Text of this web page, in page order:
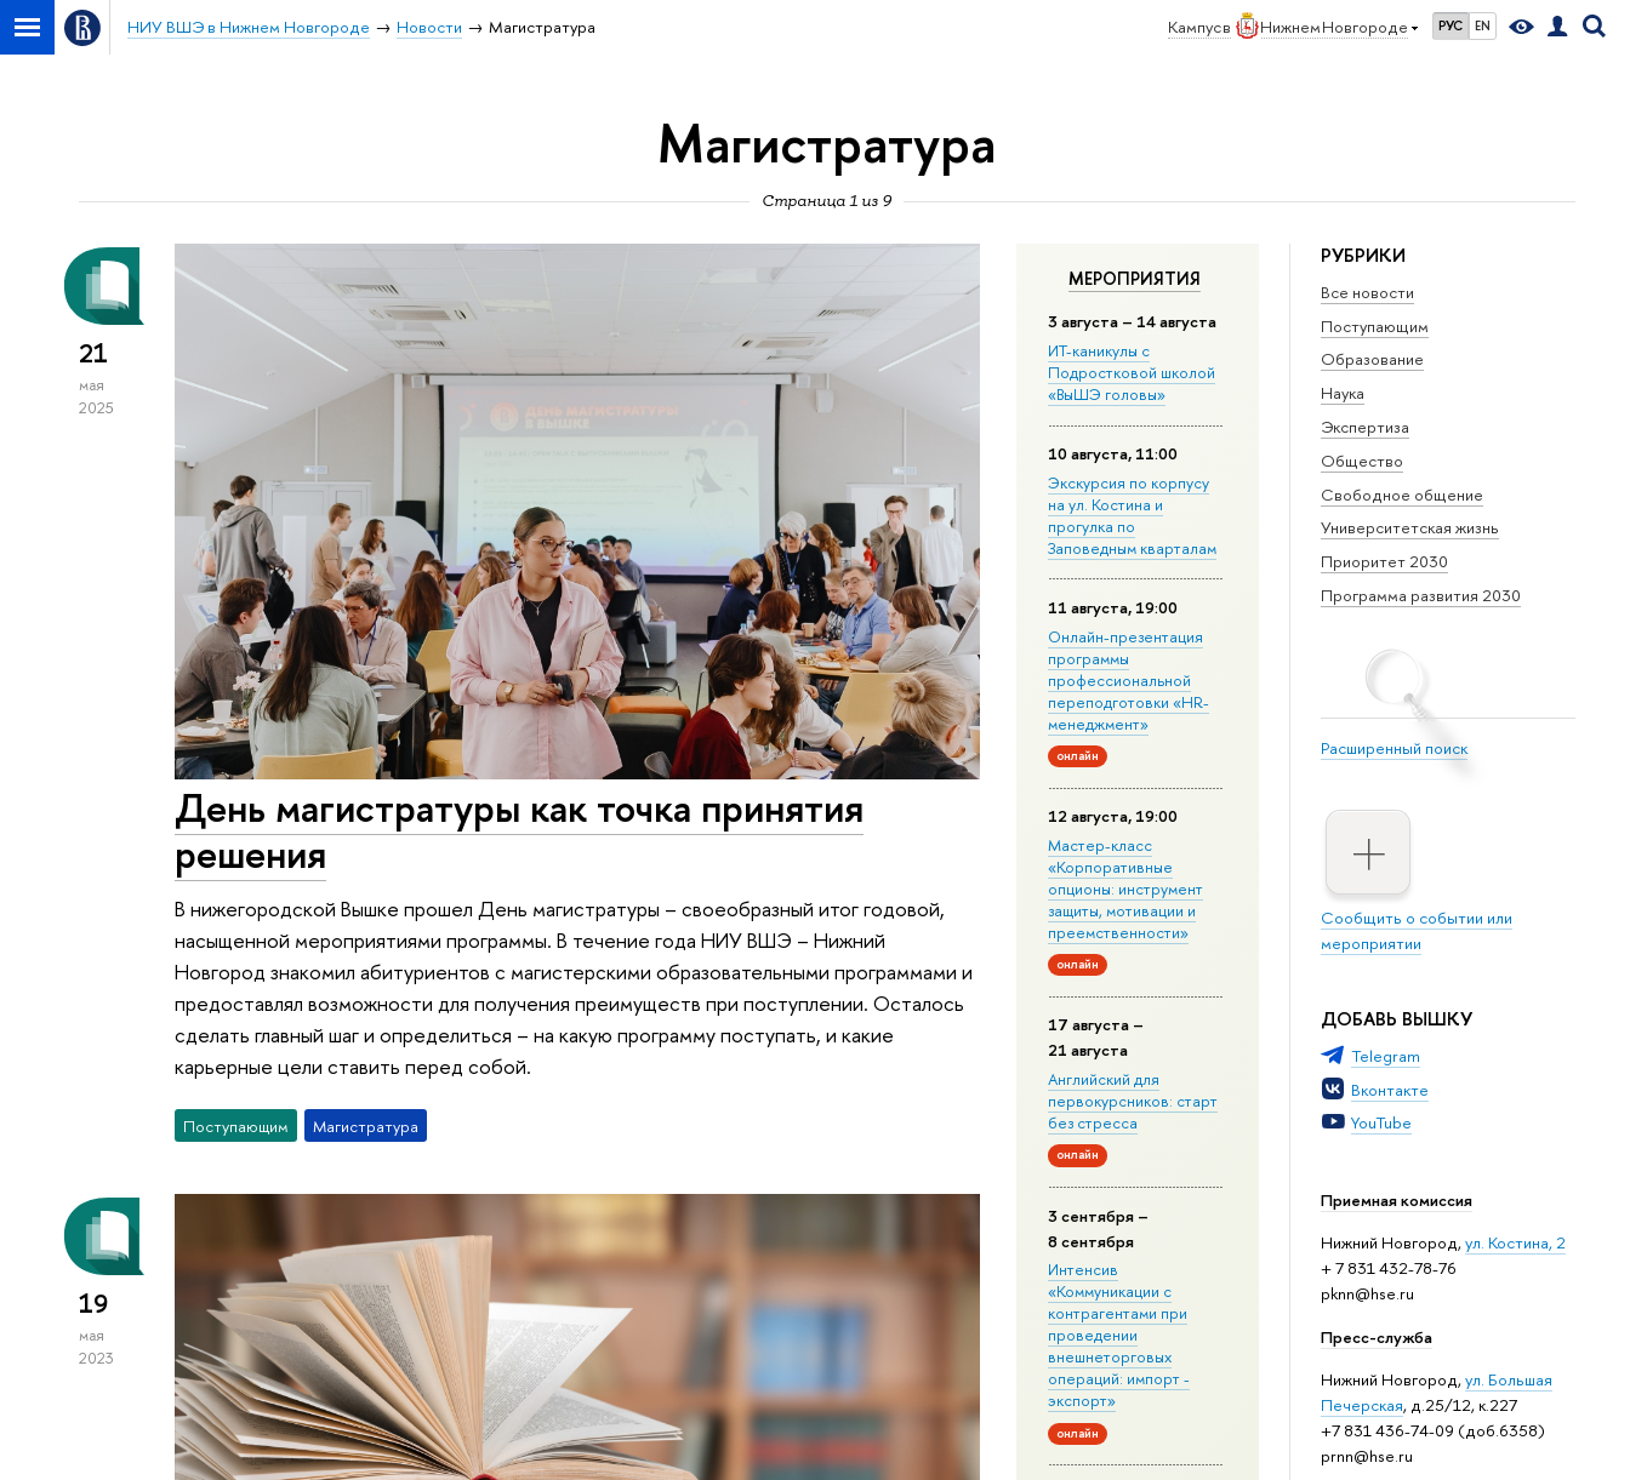
Кампус в Нижнем Новгороде РУС EN
НИУ ВШЭ в Нижнем Новгороде Новости Магистратура
Магистратура
Страница 1 из 9
РУБРИКИ
Все новости
Поступающим
Образование
Наука
Экспертиза
Общество
Свободное общение
Университетская жизнь
Приоритет 2030
Программа развития 2030
Расширенный поиск
Сообщить о событии или
мероприятии
ДОБАВЬ ВЫШКУ
Telegram
Вконтакте
YouTube
Приемная комиссия
Нижний Новгород,ул. Костина, 2
+ 7 831 432-78-76
pknn@hse.ru
Пресс-служба
Нижний Новгород,ул. Большая
Печерская, д.25/12, к.227
+7 831 436-74-09 (доб.6358)
prnn@hse.ru
МЕРОПРИЯТИЯ
3 августа – 14 августа
ИТ-каникулы с
Подростковой школой
«ВыШЭ головы»
10 августа, 11:00
Экскурсия по корпусу
на ул. Костина и
прогулка по
Заповедным кварталам
11 августа, 19:00
Онлайн-презентация
программы
профессиональной
переподготовки «HR-
менеджмент»
онлайн
12 августа, 19:00
Мастер-класс
«Корпоративные
опционы: инструмент
защиты, мотивации и
преемственности»
онлайн
17 августа –
21 августа
Английский для
первокурсников: старт
без стресса
онлайн
3 сентября –
8 сентября
Интенсив
«Коммуникации с
контрагентами при
проведении
внешнеторговых
операций: импорт -
экспорт»
онлайн
21
мая
2025
День магистратуры как точка принятия
решения
В нижегородской Вышке прошел День магистратуры – своеобразный итог годовой,
насыщенной мероприятиями программы. В течение года НИУ ВШЭ – Нижний
Новгород знакомил абитуриентов с магистерскими образовательными программами и
предоставлял возможности для получения преимуществ при поступлении. Осталось
сделать главный шаг и определиться – на какую программу поступать, и какие
карьерные цели ставить перед собой.
Поступающим Магистратура
19
мая
2023